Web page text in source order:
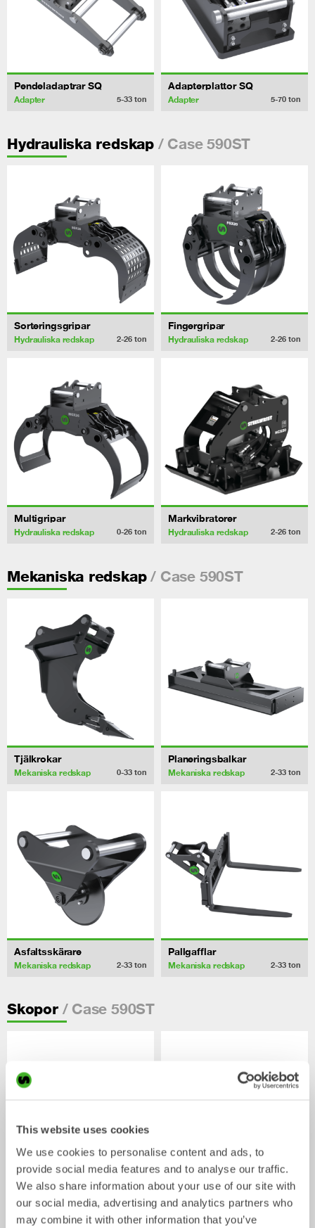
This website uses cookies
We use cookies to personalise content and ads, to
provide social media features and to analyse our traffic.
We also share information about your use of our site with
our social media, advertising and analytics partners who
may combine it with other information that you’ve
Pendeladaptrar SQ
Adapter 5-33 ton
Adapterplattor SQ
Adapter 5-70 ton
Hydrauliska redskap/ Case 590ST
Sorteringsgripar
Hydrauliska redskap 2-26 ton
Fingergripar
Hydrauliska redskap 2-26 ton
Multigripar
Hydrauliska redskap 0-26 ton
Markvibratorer
Hydrauliska redskap 2-26 ton
Mekaniska redskap/ Case 590ST
Tjälkrokar
Mekaniska redskap 0-33 ton
Planeringsbalkar
Mekaniska redskap 2-33 ton
Asfaltsskärare
Mekaniska redskap 2-33 ton
Pallgafflar
Mekaniska redskap 2-33 ton
Skopor/ Case 590ST
CUSTOM BUILD
Skopa
Planerskopor
Skopa 0-40ton